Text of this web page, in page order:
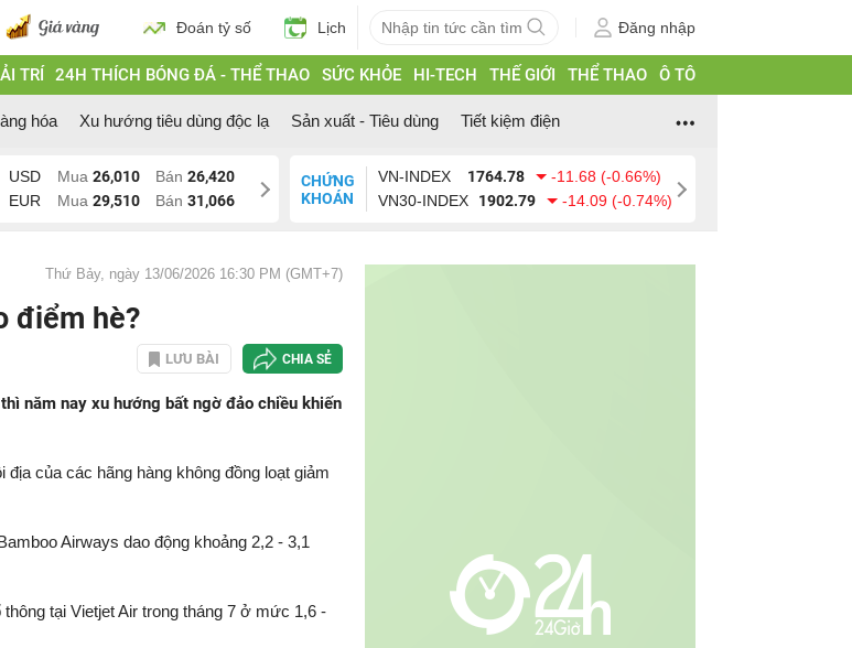
Đoán tỷ số Lịch Đăng nhập
TRÍ 24H THÍCH BÓNG ĐÁ - THỂ THAO SỨC KHỎE HI-TECH THẾ GIỚI THỂ THAO Ô TÔ
hóa Xu hướng tiêu dùng độc lạ Sản xuất - Tiêu dùng Tiết kiệm điện
USD Mua 26,010 Bán 26,420
EUR
Mua 29,510 Bán 31,066
CHỨNG
KHOÁN
VN-INDEX 1764.78
-11.68 (-0.66%)
VN30-INDEX
1902.79 -14.09 (-0.74%)
Thứ Bảy, ngày 13/06/2026 16:30 PM (GMT+7)
điểm hè?
LƯU BÀI CHIA SẺ
năm nay xu hướng bất ngờ đảo chiều khiến
của các hãng hàng không đồng loạt giảm
Airways dao động khoảng 2,2 - 3,1
tại Vietjet Air trong tháng 7 ở mức 1,6 -